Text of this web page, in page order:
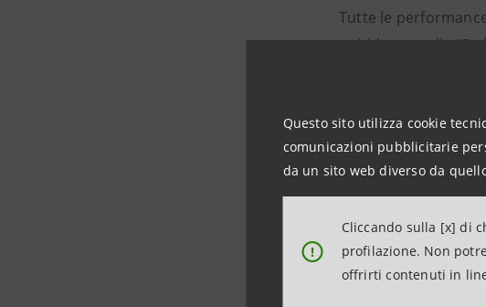
Questo sito utilizza cookie
comunicazioni pubblicitarie
da un sito web diverso da
!
Cliccando sulla [x] di
profilazione. Non
offrirti contenuti in
Tutte le
pubblicate nella
Informazioni per la
Intesa Sanpaolo
Media and
Attività istituzionali,